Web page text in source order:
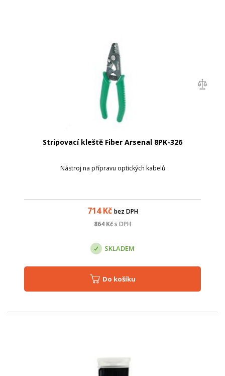
Stripovací kleště Fiber Arsenal 8PK-326
Nástroj na přípravu optických kabelů
714Kč bez DPH
864 Kčs DPH
SKLADEM
Do košíku